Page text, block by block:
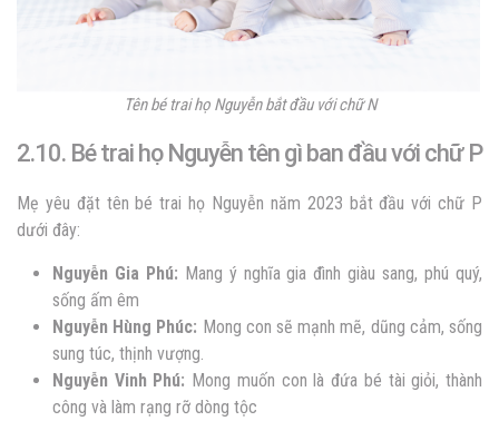
Tên bé trai họ Nguyễn bắt đầu với chữ N
2.10. Bé trai họ Nguyễn tên gì ban đầu với chữ P
Mẹ yêu đặt tên bé trai họ Nguyễn năm 2023 bắt đầu với chữ P
dưới đây:
Nguyễn Gia Phú: Mang ý nghĩa gia đình giàu sang, phú quý,
sống ấm êm
Nguyễn Hùng Phúc: Mong con sẽ mạnh mẽ, dũng cảm, sống
sung túc, thịnh vượng.
Nguyễn Vinh Phú: Mong muốn con là đứa bé tài giỏi, thành
công và làm rạng rỡ dòng tộc